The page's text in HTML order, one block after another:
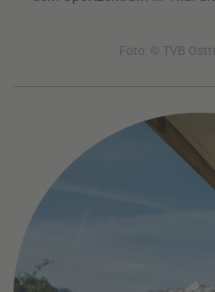
Foto: © TVB